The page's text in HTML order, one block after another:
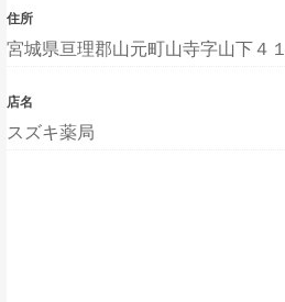
住所
宮城県亘理郡山元町山寺字山下４１
店名
スズキ薬局